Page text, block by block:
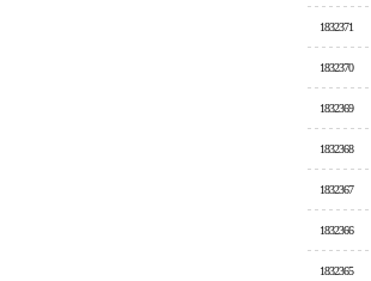
1832371
1832370
1832369
1832368
1832367
1832366
1832365